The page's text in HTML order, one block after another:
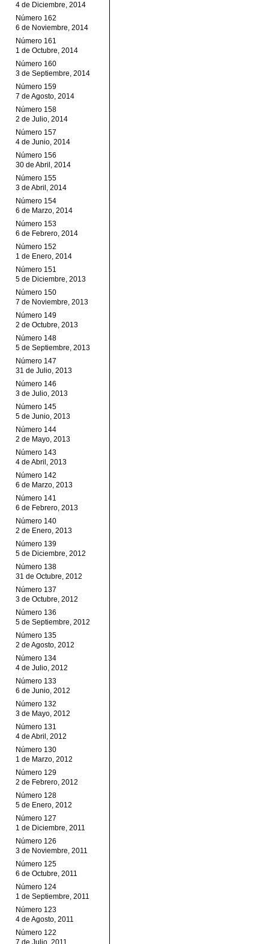
4 de Diciembre, 2014
Número 162
6 de Noviembre, 2014
Número 161
1 de Octubre, 2014
Número 160
3 de Septiembre, 2014
Número 159
7 de Agosto, 2014
Número 158
2 de Julio, 2014
Número 157
4 de Junio, 2014
Número 156
30 de Abril, 2014
Número 155
3 de Abril, 2014
Número 154
6 de Marzo, 2014
Número 153
6 de Febrero, 2014
Número 152
1 de Enero, 2014
Número 151
5 de Diciembre, 2013
Número 150
7 de Noviembre, 2013
Número 149
2 de Octubre, 2013
Número 148
5 de Septiembre, 2013
Número 147
31 de Julio, 2013
Número 146
3 de Julio, 2013
Número 145
5 de Junio, 2013
Número 144
2 de Mayo, 2013
Número 143
4 de Abril, 2013
Número 142
6 de Marzo, 2013
Número 141
6 de Febrero, 2013
Número 140
2 de Enero, 2013
Número 139
5 de Diciembre, 2012
Número 138
31 de Octubre, 2012
Número 137
3 de Octubre, 2012
Número 136
5 de Septiembre, 2012
Número 135
2 de Agosto, 2012
Número 134
4 de Julio, 2012
Número 133
6 de Junio, 2012
Número 132
3 de Mayo, 2012
Número 131
4 de Abril, 2012
Número 130
1 de Marzo, 2012
Número 129
2 de Febrero, 2012
Número 128
5 de Enero, 2012
Número 127
1 de Diciembre, 2011
Número 126
3 de Noviembre, 2011
Número 125
6 de Octubre, 2011
Número 124
1 de Septiembre, 2011
Número 123
4 de Agosto, 2011
Número 122
7 de Julio, 2011